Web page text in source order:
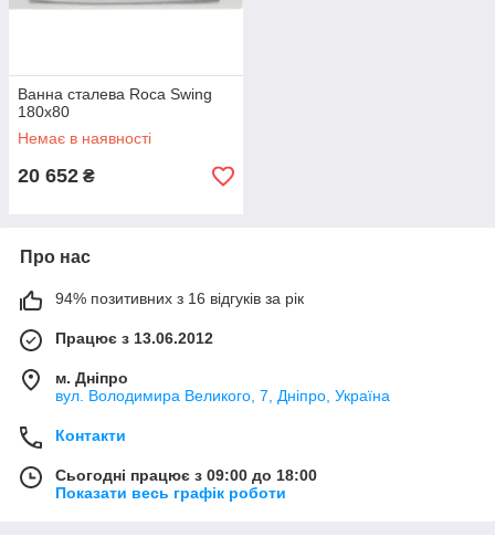
Ванна сталева Roca Swing
180x80
Немає в наявності
20 652 ₴
Про нас
94% позитивних з 16 відгуків за рік
Працює з 13.06.2012
м. Дніпро
вул. Володимира Великого, 7, Дніпро, Україна
Контакти
Сьогодні працює з 09:00 до 18:00
Показати весь графік роботи